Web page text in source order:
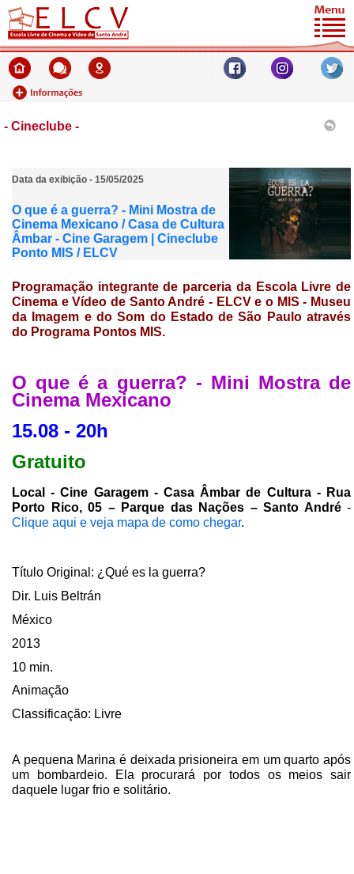
- Cineclube -
Data da exibição - 15/05/2025
O que é a guerra? - Mini Mostra de
Cinema Mexicano / Casa de Cultura
Âmbar - Cine Garagem | Cineclube
Ponto MIS / ELCV
Programação integrante de parceria da Escola Livre de
Cinema e Vídeo de Santo André - ELCV e o MIS - Museu
da Imagem e do Som do Estado de São Paulo através
do Programa Pontos MIS.
O que é a guerra? - Mini Mostra de
Cinema Mexicano
15.08 - 20h
Gratuito
Local - Cine Garagem - Casa Âmbar de Cultura - Rua
Porto Rico, 05 – Parque das Nações – Santo André-
Clique aqui e veja mapa de como chegar.
Título Original: ¿Qué es la guerra?
Dir. Luis Beltrán
México
2013
10 min.
Animação
Classificação: Livre
A pequena Marina é deixada prisioneira em um quarto após
um bombardeio. Ela procurará por todos os meios sair
daquele lugar frio e solitário.